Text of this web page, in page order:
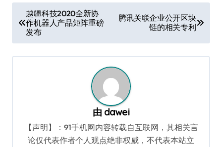
章
导
航
越疆科技2020全新协
作机器人产品矩阵重磅
发布
腾讯关联企业公开区块
链的相关专利
由 dawei
【声明】：91手机网内容转载自互联网，其相关言
论仅代表作者个人观点绝非权威，不代表本站立